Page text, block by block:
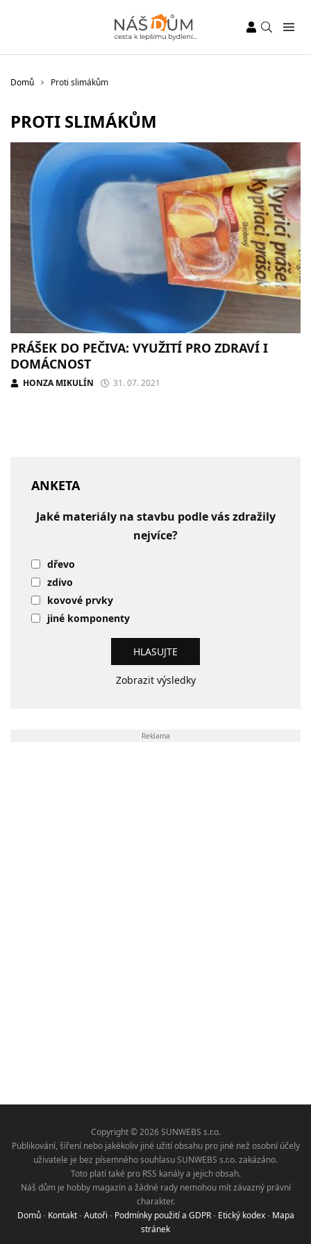
Domů Proti slimákům
PROTI SLIMÁKŮM
PRÁŠEK DO PEČIVA: VYUŽITÍ PRO ZDRAVÍ I
DOMÁCNOST
HONZA MIKULÍN 31. 07. 2021
ANKETA
Jaké materiály na stavbu podle vás zdražily
nejvíce?
dřevo
zdivo
kovové prvky
jiné komponenty
Zobrazit výsledky
Reklama
Copyright © 2026 SUNWEBS s.r.o.
Publikování, šíření nebo jakékoliv jiné užití obsahu pro jiné než osobní účely
uživatele je bez písemného souhlasu SUNWEBS s.r.o. zakázáno.
Toto platí také pro RSS kanály a jejich obsah.
Náš dům je hobby magazín a žádné rady nemohou mít závazný právní
charakter.
Domů- Kontakt-Autoři - Podmínky použití a GDPR- Etický kodex- Mapa
stránek